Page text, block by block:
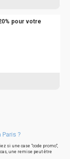
pour votre
?
si une case "code promo",
une remise peut être